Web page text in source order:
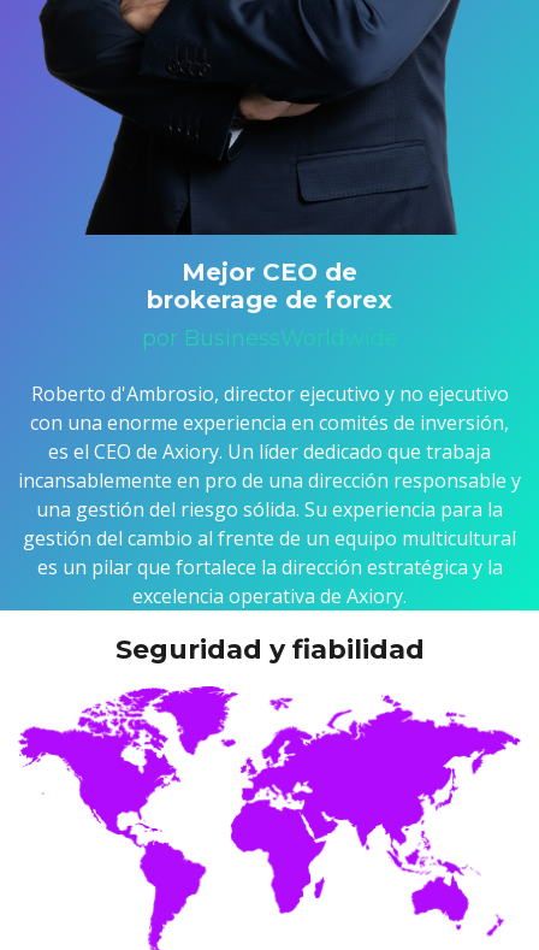
Mejor CEO de
brokerage de forex
por BusinessWorldwide
Roberto d'Ambrosio, director ejecutivo y no ejecutivo
con una enorme experiencia en comités de inversión,
es el CEO de Axiory. Un líder dedicado que trabaja
incansablemente en pro de una dirección responsable y
una gestión del riesgo sólida. Su experiencia para la
gestión del cambio al frente de un equipo multicultural
es un pilar que fortalece la dirección estratégica y la
excelencia operativa de Axiory.
Seguridad y fiabilidad